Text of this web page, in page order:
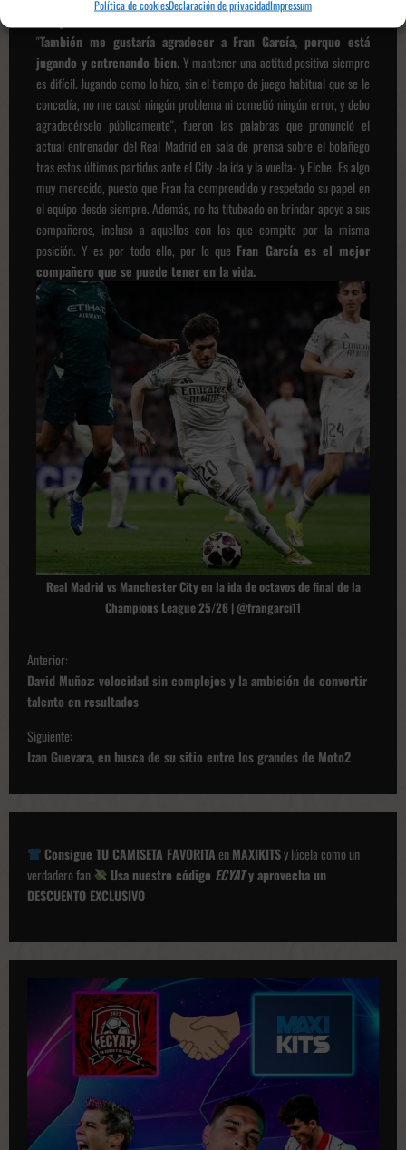
Política de cookiesDeclaración de privacidadImpressum
su profesionalismo
"También me gustaría agradecer a Fran García, porque está
jugando y entrenando bien.Y mantener una actitud positiva siempre
es difícil. Jugando como lo hizo, sin el tiempo de juego habitual que se le
concedía, no me causó ningún problema ni cometió ningún error, y debo
agradecérselo públicamente", fueron las palabras que pronunció el
actual entrenador del Real Madrid en sala de prensa sobre el bolañego
tras estos últimos partidos ante el City -la ida y la vuelta- y Elche. Es algo
muy merecido, puesto que Fran ha comprendido y respetado su papel en
el equipo desde siempre. Además, no ha titubeado en brindar apoyo a sus
compañeros, incluso a aquellos con los que compite por la misma
posición. Y es por todo ello, por lo que Fran García es el mejor
compañero que se puede tener en la vida.
Real Madrid vs Manchester City en la ida de octavos de final de la
Champions League 25/26 | @frangarci11
N
a
v
e
g
a
c
i
ó
n
e
b
l
c
Anterior:
David Muñoz: velocidad sin complejos y la ambición de convertir
talento en resultados
Siguiente:
Izan Guevara, en busca de su sitio entre los grandes de Moto2
Consigue TU CAMISETA FAVORITAenMAXIKITSy lúcela como un
verdadero fan
Usa nuestro código ECYATy aprovecha un
DESCUENTO EXCLUSIVO